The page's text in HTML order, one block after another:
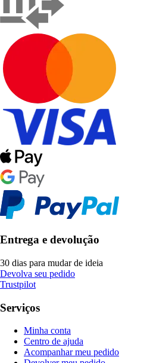
Entrega e devolução
30 dias para mudar de ideia
Devolva seu pedido
Trustpilot
Serviços
Minha conta
Centro de ajuda
Acompanhar meu pedido